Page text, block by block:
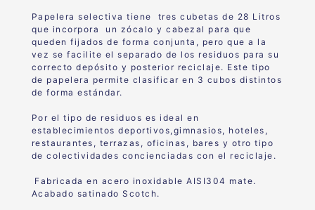
Papelera selectiva tiene
tres cubetas de 28 Litros
que incorpora un zócalo y cabezal para que
queden fijados de forma conjunta, pero que a la
vez se facilite el separado de los residuos para su
correcto depósito y posterior reciclaje. Este tipo
de papelera permite clasificar en 3 cubos distintos
de forma estándar.
Por el tipo de residuos es ideal en
establecimientos deportivos,gimnasios, hoteles,
restaurantes, terrazas, oficinas, bares y otro tipo
de colectividades concienciadas con el reciclaje.
Fabricada en acero inoxidable AISI304 mate.
Acabado satinado Scotch.